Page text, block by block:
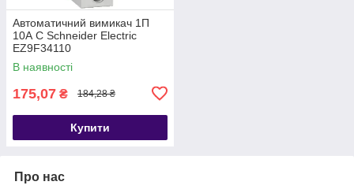
Автоматичний вимикач 1П
10А С Schneider Electric
EZ9F34110
В наявності
175,07 ₴ 184,28 ₴
Купити
Про нас